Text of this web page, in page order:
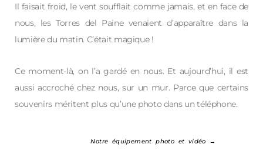
Il faisait froid, le vent soufflait comme jamais, et en face de
nous, les Torres del Paine venaient d’apparaître dans la
lumière du matin. C’était magique !
Ce moment-là, on l’a gardé en nous. Et aujourd’hui, il est
aussi accroché chez nous, sur un mur. Parce que certains
souvenirs méritent plus qu’une photo dans un téléphone.
Notre équipement photo et vidéo →